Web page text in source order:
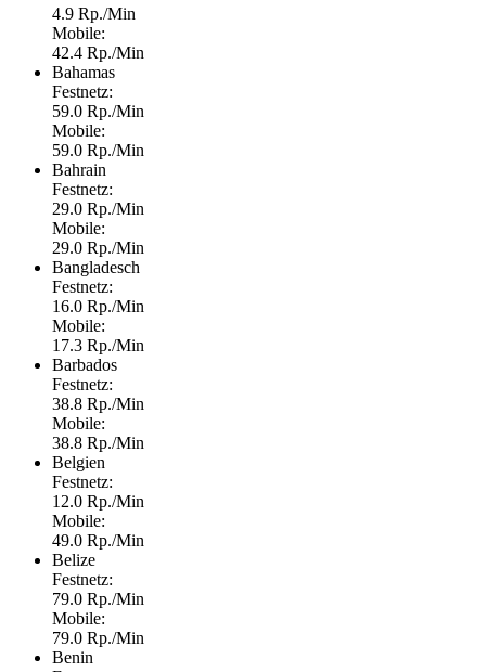
4.9 Rp./Min
Mobile:
42.4 Rp./Min
Bahamas
Festnetz:
59.0 Rp./Min
Mobile:
59.0 Rp./Min
Bahrain
Festnetz:
29.0 Rp./Min
Mobile:
29.0 Rp./Min
Bangladesch
Festnetz:
16.0 Rp./Min
Mobile:
17.3 Rp./Min
Barbados
Festnetz:
38.8 Rp./Min
Mobile:
38.8 Rp./Min
Belgien
Festnetz:
12.0 Rp./Min
Mobile:
49.0 Rp./Min
Belize
Festnetz:
79.0 Rp./Min
Mobile:
79.0 Rp./Min
Benin